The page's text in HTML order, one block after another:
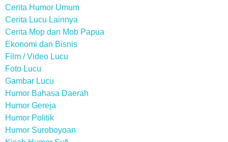
Cerita Humor Umum
Cerita Lucu Lainnya
Cerita Mop dan Mob Papua
Ekonomi dan Bisnis
Film / Video Lucu
Foto Lucu
Gambar Lucu
Humor Bahasa Daerah
Humor Gereja
Humor Politik
Humor Suroboyoan